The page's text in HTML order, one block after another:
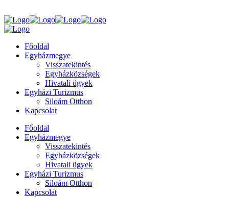
Főoldal
Egyházmegye
Visszatekintés
Egyházközségek
Hivatali ügyek
Egyházi Turizmus
Siloám Otthon
Kapcsolat
Főoldal
Egyházmegye
Visszatekintés
Egyházközségek
Hivatali ügyek
Egyházi Turizmus
Siloám Otthon
Kapcsolat